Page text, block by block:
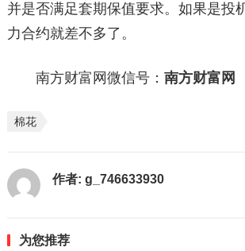
并是否满足套期保值要求。如果是投
力合约就差不多了。
南方财富网微信号： 南方财富网
棉花
作者: g_746633930
为您推荐